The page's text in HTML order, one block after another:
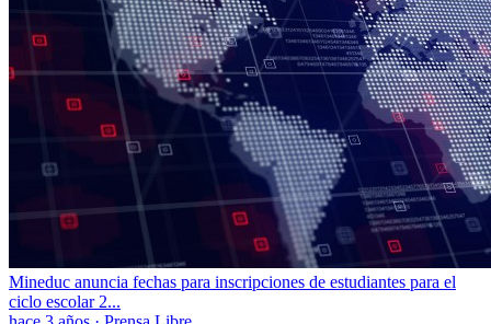
Mineduc anuncia fechas para inscripciones de estudiantes para el
ciclo escolar 2...